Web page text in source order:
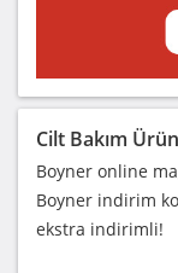
Cilt Bakım
Boyner online
Boyner indirim
ekstra indirimli!